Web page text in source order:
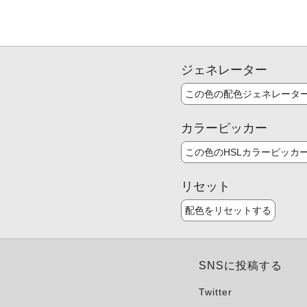
ジェネレーター
この色の配色ジェネレータ
カラーピッカー
この色のHSLカラーピッカ
リセット
配色をリセットする
SNSに投稿する
Twitter